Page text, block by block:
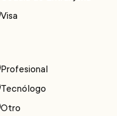
Visa
Profesional
Tecnólogo
Otro